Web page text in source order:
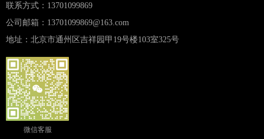
联系方式：13701099869
公司邮箱：13701099869@163.com
地址：北京市通州区吉祥园甲19号楼103室325号
微信客服